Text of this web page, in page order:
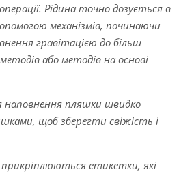
Рідина точно дозується в
механізмів, починаючи
гравітацією до більш
або методів на основі
наповнення пляшки швидко
щоб зберегти свіжість і
етикетки, які